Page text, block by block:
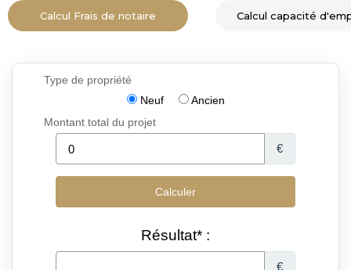
Calcul Frais de notaire Calcul capacité